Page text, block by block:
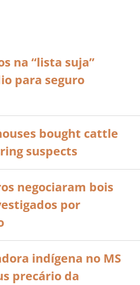
na “lista suja”
para seguro
bought cattle
suspects
negociaram bois
por
indígena no MS
precário da